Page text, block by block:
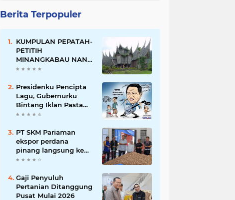
Berita Terpopuler
KUMPULAN PEPATAH-
PETITIH
MINANGKABAU NAN
ELOK
Presidenku Pencipta
Lagu, Gubernurku
Bintang Iklan Pasta
Gigi
PT SKM Pariaman
ekspor perdana
pinang langsung ke
India
Gaji Penyuluh
Pertanian Ditanggung
Pusat Mulai 2026